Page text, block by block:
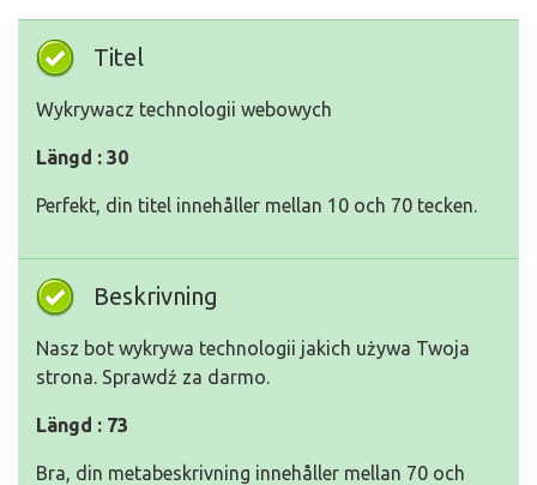
Titel
Wykrywacz technologii webowych
Längd : 30
Perfekt, din titel innehåller mellan 10 och 70 tecken.
Beskrivning
Nasz bot wykrywa technologii jakich używa Twoja
strona. Sprawdź za darmo.
Längd : 73
Bra, din metabeskrivning innehåller mellan 70 och